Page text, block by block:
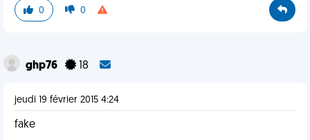
0 0
ghp76 18
jeudi 19 février 2015 4:24
fake